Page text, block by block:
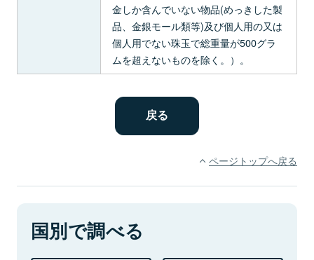
金しか含んでいない物品(めっきした製
品、金銀モール類等)及び個人用の又は
個人用でない珠玉で総重量が500グラ
ムを超えないものを除く。）。
ページトップへ戻る
国別で調べる